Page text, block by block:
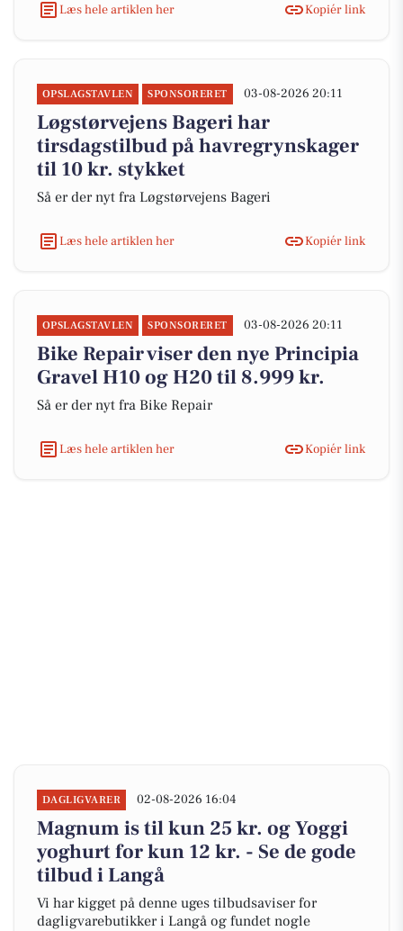
Læs hele artiklen her Kopiér link
OPSLAGSTAVLEN SPONSORERET 03-08-2026 20:11
Løgstørvejens Bageri har
tirsdagstilbud på havregrynskager
til 10 kr. stykket
Så er der nyt fra Løgstørvejens Bageri
Læs hele artiklen her Kopiér link
OPSLAGSTAVLEN SPONSORERET 03-08-2026 20:11
Bike Repair viser den nye Principia
Gravel H10 og H20 til 8.999 kr.
Så er der nyt fra Bike Repair
Læs hele artiklen her Kopiér link
DAGLIGVARER 02-08-2026 16:04
Magnum is til kun 25 kr. og Yoggi
yoghurt for kun 12 kr. - Se de gode
tilbud i Langå
Vi har kigget på denne uges tilbudsaviser for
dagligvarebutikker i Langå og fundet nogle